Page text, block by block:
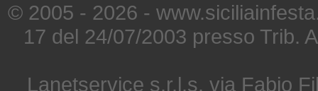
© 2005 - 2026 -
17 del 24/07/2003 presso Trib.
Lanetservice s.r.l.s. via Fabio